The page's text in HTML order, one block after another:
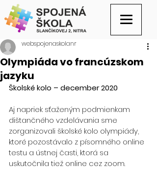
Olympiáda vo francúzskom
jazyku
webspojenaskolanr
Školské kolo – december 2020
Aj napriek sťaženým podmienkam
dištančného vzdelávania sme
zorganizovali školské kolo olympiády,
ktoré pozostávalo z písomného online
testu a ústnej časti, ktorá sa
uskutočnila tiež online cez zoom.